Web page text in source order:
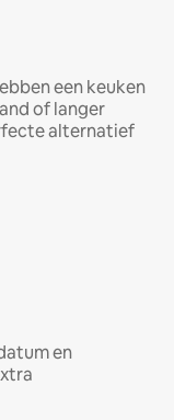
een keuken
of langer
alternatief
en